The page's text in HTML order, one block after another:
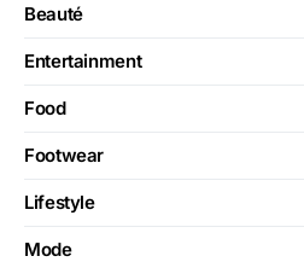
Beauté
Entertainment
Food
Footwear
Lifestyle
Mode